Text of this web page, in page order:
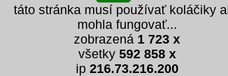
táto stránka musí používať koláčiky
mohla fungovať...
zobrazená 1 723 x
všetky 592 858 x
ip 216.73.216.200